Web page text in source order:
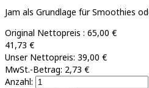
Jam als Grundlage für Smoothies
Original Nettopreis : 65,00 €
41,73 €
Unser Nettopreis: 39,00 €
MwSt.-Betrag: 2,73 €
Anzahl: